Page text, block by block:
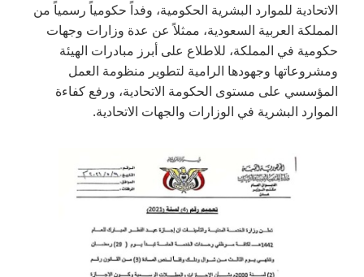
الاتحادية للموارد البشرية الحكومية، وفداً حكومياً رسمياً من
المملكة العربية السعودية، ممثلاً عن عدة وزارات وجهات
حكومية في المملكة، للاطلاع على أبرز مبادرات الهيئة
ومشروعاتها وجهودها الرامية لتطوير منظومة العمل
المؤسسي على مستوى الحكومة الاتحادية، ورفع كفاءة
الموارد البشرية في الوزارات والجهات الاتحادية.